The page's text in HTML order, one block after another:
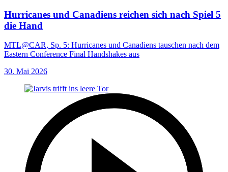
Hurricanes und Canadiens reichen sich nach Spiel 5
die Hand
MTL@CAR, Sp. 5: Hurricanes und Canadiens tauschen nach dem
Eastern Conference Final Handshakes aus
30. Mai 2026